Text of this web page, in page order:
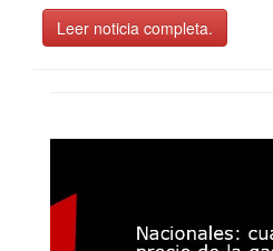
Leer noticia completa.